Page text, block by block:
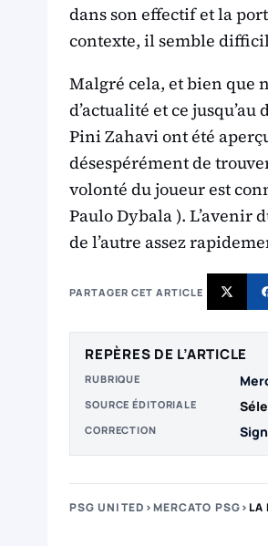
dans son effectif et la
contexte, il semble
Malgré cela, et bien que
d’actualité et ce
Pini Zahavi ont été
désespérément de
volonté du joueur est
Paulo Dybala ). L’avenir
de l’autre assez
PARTAGER CET ARTICLE
REPÈRES DE L’ARTICLE
RUBRIQUE
SOURCE ÉDITORIALE
CORRECTION
PSG UNITED ›MERCATO PSG› LA